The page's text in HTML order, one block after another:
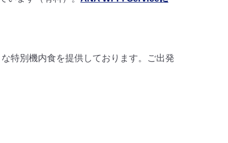
特別機内食を提供しております。ご出発